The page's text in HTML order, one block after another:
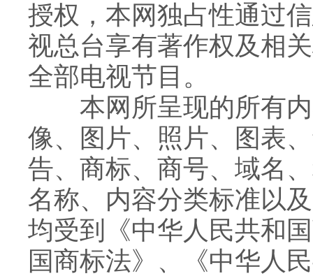
CCTV.节目官网 直播 节目单
授权，本网独占性通过
视总台享有著作权及相
全部电视节目。
本网所呈现的所有内
像、图片、照片、图表
告、商标、商号、域名
名称、内容分类标准以
均受到《中华人民共和
国商标法》、《中华人